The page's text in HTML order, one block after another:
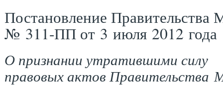
Постановление Правительства
№ 311-ПП от 3 июля 2012 года
О признании утратившими силу
правовых актов Правительства